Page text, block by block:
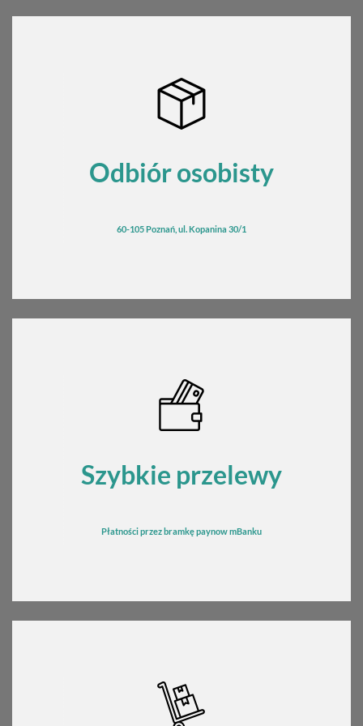
Odbiór osobisty
60-105 Poznań, ul. Kopanina 30/1
Szybkie przelewy
Płatności przez bramkępaynow mBanku